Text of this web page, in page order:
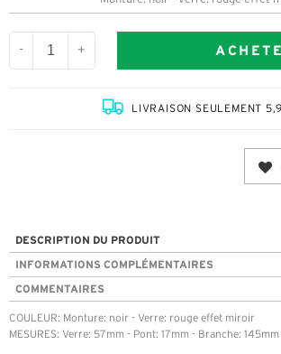
- +
LIVRAISON SEULEMENT
DESCRIPTION DU PRODUIT
INFORMATIONS COMPLÉMENTAIRES
COMMENTAIRES
COULEUR: Monture: noir - Verre: rouge effet miroir
MESURES: Verre: 57mm - Pont: 17mm - Branche: 145mm